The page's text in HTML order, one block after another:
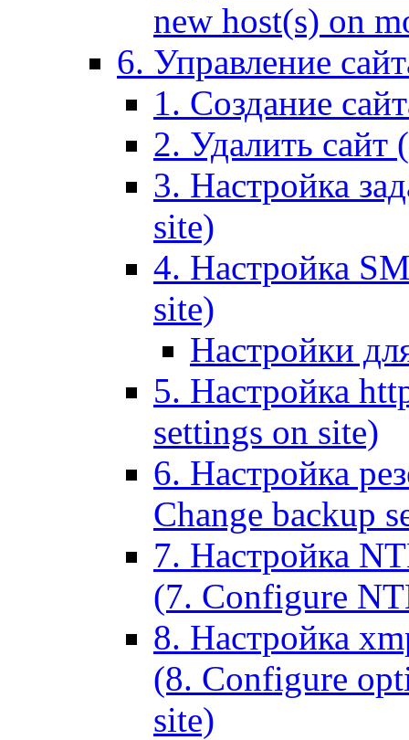
new host(s) on
6. Управление
1. Создание
2. Удалить сайт
3. Настройка
site)
4. Настройка
site)
Настройки
5. Настройка
settings on site)
6. Настройка
Change backup
7. Настройка
(7. Configure
8. Настройка
(8. Configure
site)